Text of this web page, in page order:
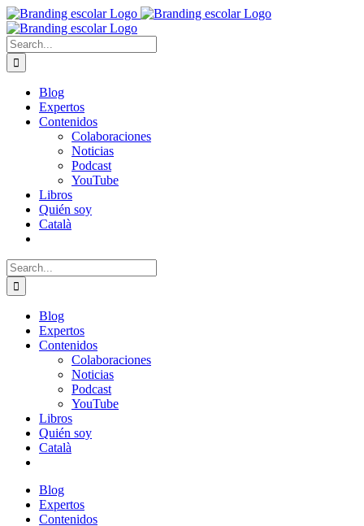
Skip
to
content
Search
for:
Blog
Expertos
Contenidos
Colaboraciones
Noticias
Podcast
YouTube
Libros
Quién soy
Català
Search
for:
Blog
Expertos
Contenidos
Colaboraciones
Noticias
Podcast
YouTube
Libros
Quién soy
Català
Blog
Expertos
Contenidos